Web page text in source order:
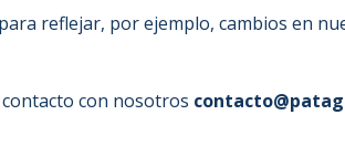
reflejar, por ejemplo, cambios en
con nosotros